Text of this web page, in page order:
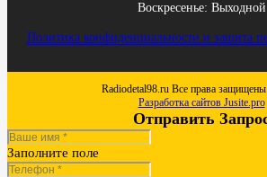
Воскресенье: Выходной
Политика конфиденциальности и защита
Radiodetal98.ru Все права
Разработка сайтов Jusite.pro
Отправить
Заполните поле